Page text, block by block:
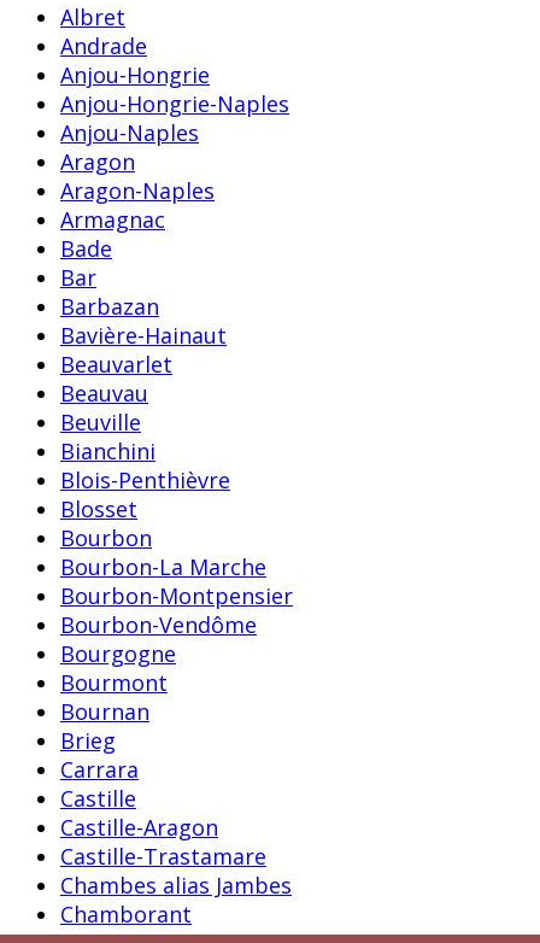
Albret
Andrade
Anjou-Hongrie
Anjou-Hongrie-Naples
Anjou-Naples
Aragon
Aragon-Naples
Armagnac
Bade
Bar
Barbazan
Bavière-Hainaut
Beauvarlet
Beauvau
Beuville
Bianchini
Blois-Penthièvre
Blosset
Bourbon
Bourbon-La Marche
Bourbon-Montpensier
Bourbon-Vendôme
Bourgogne
Bourmont
Bournan
Brieg
Carrara
Castille
Castille-Aragon
Castille-Trastamare
Chambes alias Jambes
Chamborant